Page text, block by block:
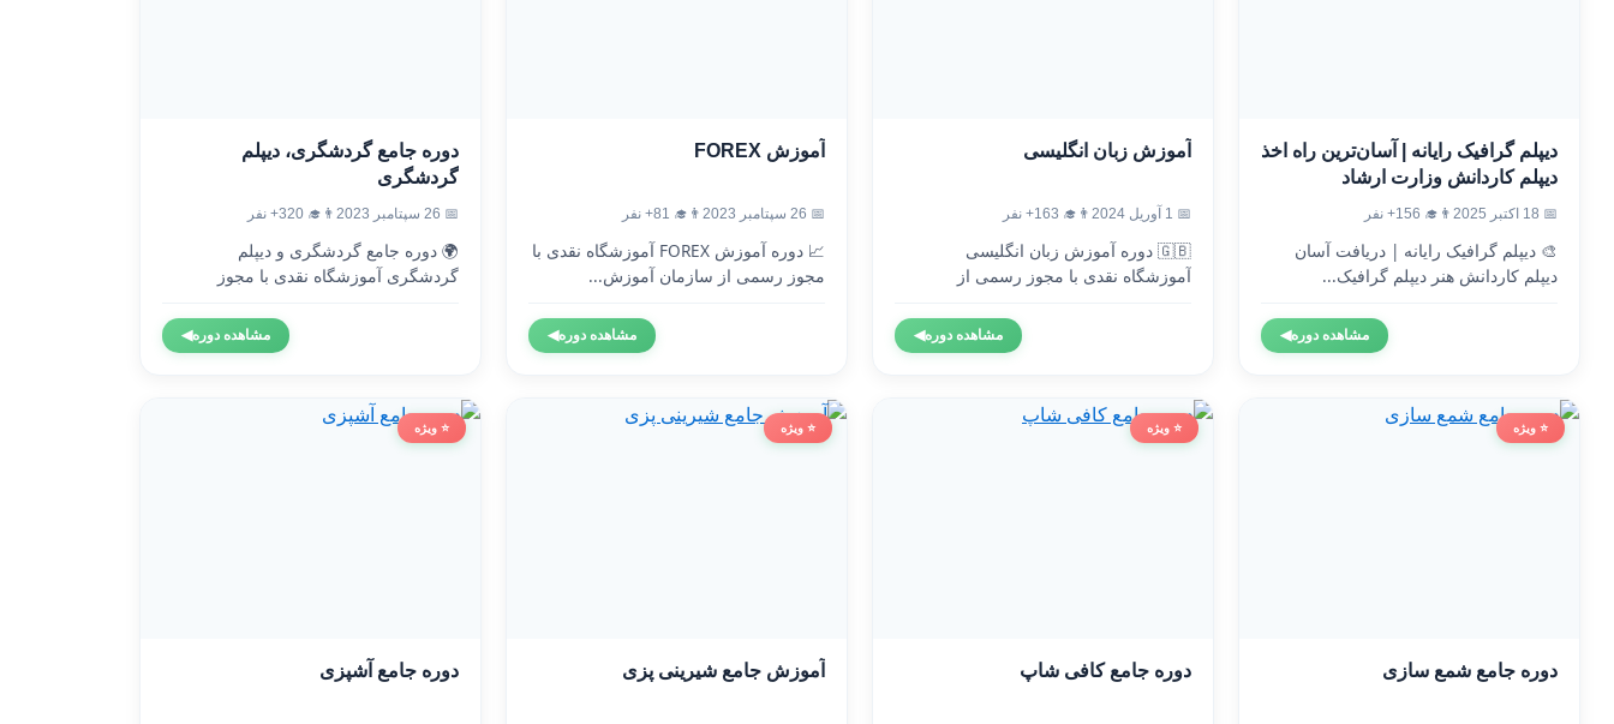
دیپلم گرافیک رایانه | آسان‌ترین راه اخذ
دیپلم کاردانش وزارت ارشاد
📅 18 اکتبر 2025 👨‍🎓 156+ نفر
🎨 دیپلم گرافیک رایانه | دریافت آسان
دیپلم کاردانش هنر دیپلم گرافیک...
مشاهده دوره◀
آموزش زبان انگلیسی
📅 1 آوریل 2024 👨‍🎓 163+ نفر
🇬🇧 دوره آموزش زبان انگلیسی
آموزشگاه نقدی با مجوز رسمی از
مشاهده دوره◀
آموزش FOREX
📅 26 سپتامبر 2023 👨‍🎓 81+ نفر
📈 دوره آموزش FOREX آموزشگاه نقدی با
مجوز رسمی از سازمان آموزش...
مشاهده دوره◀
دوره جامع گردشگری، دیپلم
گردشگری
📅 26 سپتامبر 2023 👨‍🎓 320+ نفر
🌍 دوره جامع گردشگری و دیپلم
گردشگری آموزشگاه نقدی با مجوز
مشاهده دوره◀
⭐ ویژه
دوره جامع شمع سازی
⭐ ویژه
دوره جامع کافی شاپ
⭐ ویژه
آموزش جامع شیرینی پزی
⭐ ویژه
دوره جامع آشپزی